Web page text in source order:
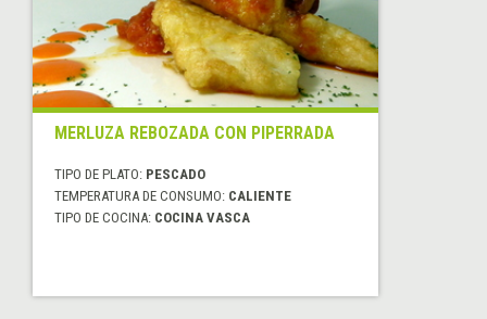
MERLUZA REBOZADA CON PIPERRADA
TIPO DE PLATO: PESCADO
TEMPERATURA DE CONSUMO: CALIENTE
TIPO DE COCINA: COCINA VASCA